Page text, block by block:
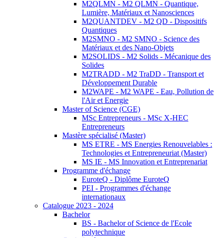
M2QLMN - M2 QLMN - Quantique,
Lumière, Matériaux et Nanosciences
M2QUANTDEV - M2 QD - Dispositifs
Quantiques
M2SMNO - M2 SMNO - Science des
Matériaux et des Nano-Objets
M2SOLIDS - M2 Solids - Mécanique des
Solides
M2TRADD - M2 TraDD - Transport et
Développement Durable
M2WAPE - M2 WAPE - Eau, Pollution de
l'Air et Energie
Master of Science (CGE)
MSc Entrepreneurs - MSc X-HEC
Entrepreneurs
Mastère spécialisé (Master)
MS ETRE - MS Energies Renouvelables :
Technologies et Entrepreneuriat (Master)
MS IE - MS Innovation et Entreprenariat
Programme d'échange
EuroteQ - Diplôme EuroteQ
PEI - Programmes d'échange
internationaux
Catalogue 2023 - 2024
Bachelor
BS - Bachelor of Science de l'Ecole
polytechnique